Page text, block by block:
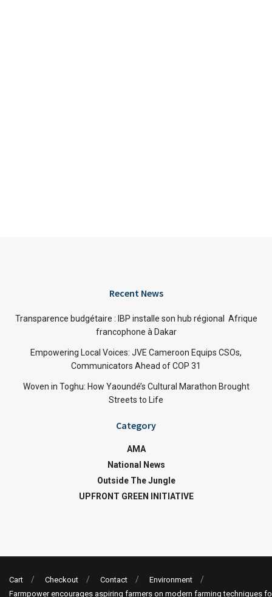
Recent News
Transparence budgétaire : IBP installe son hub régional Afrique
francophone à Dakar
Empowering Local Voices: JVE Cameroon Equips CSOs,
Communicators Ahead of COP 31
Woven in Toghu: How Yaoundé’s Cultural Marathon Brought
Streets to Life
Category
AMA
National News
Outside The Jungle
UPFRONT GREEN INITIATIVE
Cart Checkout Contact
Environment
Farmpower encourages aspiring farmers on modern farming techniques